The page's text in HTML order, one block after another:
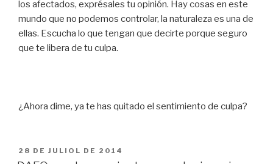
los afectados, exprésales tu opinión. Hay cosas en este
mundo que no podemos controlar, la naturaleza es una de
ellas. Escucha lo que tengan que decirte porque seguro
que te libera de tu culpa.
¿Ahora dime, ya te has quitado el sentimiento de culpa?
PUBLICAT
A
28 DE JULIOL DE 2014